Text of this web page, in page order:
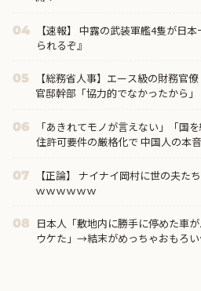
04
【速報】 中露の武装軍艦4隻が日
られるぞ』
05
【総務省人事】エース級の財務官
官邸幹部「協力的でなかったから」
06
「あきれてモノが言えない」「国
住許可要件の厳格化で 中国人の本
07
【正論】 ナイナイ岡村に世の夫た
ｗｗｗｗｗｗ
08
日本人「敷地内に勝手に停めた車
ウケた」→結末がめっちゃおもろい